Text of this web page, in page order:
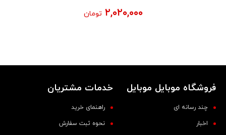
۲,۰۲۰,۰۰۰ تومان
فروشگاه موبایل موبایل
چند رسانه ای
اخبار
خدمات مشتریان
راهنمای خرید
نحوه ثبت سفارش